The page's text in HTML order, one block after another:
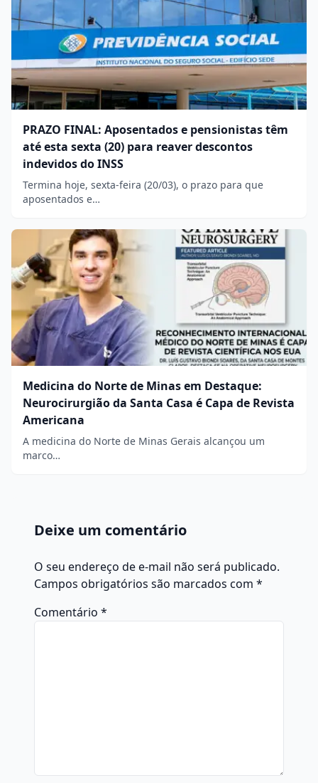
PRAZO FINAL: Aposentados e pensionistas têm
até esta sexta (20) para reaver descontos
indevidos do INSS
Termina hoje, sexta-feira (20/03), o prazo para que
aposentados e…
Medicina do Norte de Minas em Destaque:
Neurocirurgião da Santa Casa é Capa de Revista
Americana
A medicina do Norte de Minas Gerais alcançou um
marco…
Deixe um comentário
O seu endereço de e-mail não será publicado.
Campos obrigatórios são marcados com *
Comentário *